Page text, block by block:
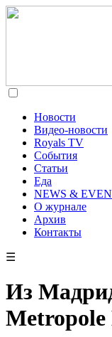
Новости
Видео-новости
Royals TV
События
Статьи
Еда
NEWS &
О журнале
Архив
Контакты
☰
Из